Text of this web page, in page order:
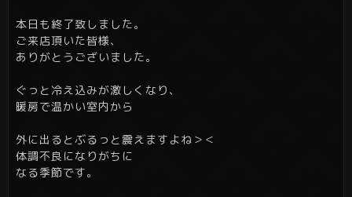
本日も終了致しました。
ご来店頂いた皆様、
ありがとうございました。
ぐっと冷え込みが激しくなり、
暖房で温かい室内から
外に出るとぶるっと震えますよね＞＜
体調不良になりがちに
なる季節です。